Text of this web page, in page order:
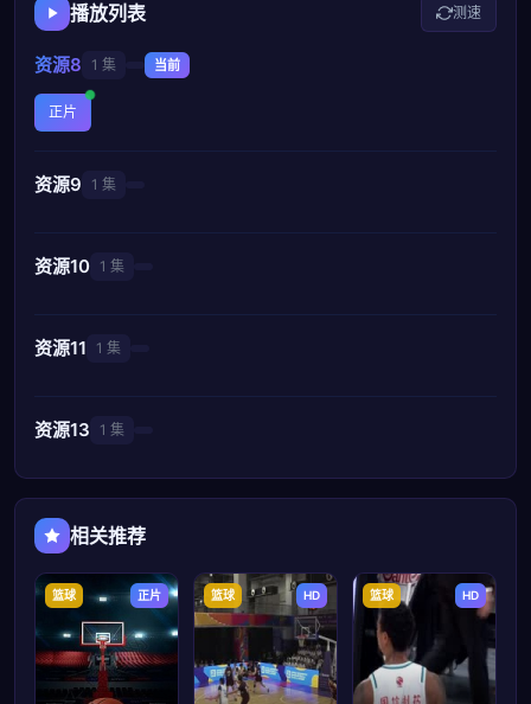
播放列表 测速
资源8 1 集 当前
正片
资源9 1 集
资源10 1 集
资源11 1 集
资源13 1 集
相关推荐
篮球 正片 篮球 HD 篮球 HD